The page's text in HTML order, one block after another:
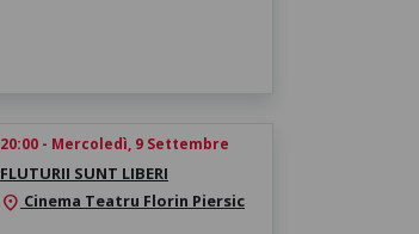
20:00 - Mercoledì, 9 Settembre
FLUTURII SUNT LIBERI
location_on Cinema Teatru Florin Piersic